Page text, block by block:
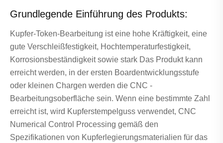
Grundlegende Einführung des Produkts:
Kupfer-Token-Bearbeitung ist eine hohe Kräftigkeit, eine
gute Verschleißfestigkeit, Hochtemperaturfestigkeit,
Korrosionsbeständigkeit sowie stark Das Produkt kann
erreicht werden, in der ersten Boardentwicklungsstufe
oder kleinen Chargen werden die CNC -
Bearbeitungsoberfläche sein. Wenn eine bestimmte Zahl
erreicht ist, wird Kupferstempelguss verwendet, CNC
Numerical Control Processing gemäß den
Spezifikationen von Kupferlegierungsmaterialien für das